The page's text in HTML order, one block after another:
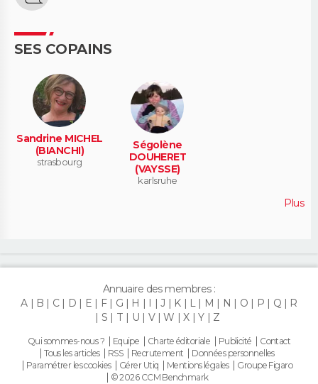
SES COPAINS
Sandrine MICHEL
(BIANCHI)
strasbourg
Ségolène
DOUHERET
(VAYSSE)
karlsruhe
Plus
Annuaire des membres :
A
B C D E F G H I J K L M N O P Q
R
S
T U V W X Y Z
Qui sommes-nous ? Equipe Charte éditoriale Publicité
Contact
Tous les articles
RSS Recrutement
Données personnelles
Paramétrer les cookies
Gérer Utiq Mentions légales
Groupe Figaro
© 2026 CCM Benchmark